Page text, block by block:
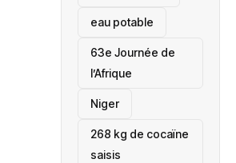
eau potable
63e Journée de
l’Afrique
‎Niger
268 kg de cocaïne
saisis